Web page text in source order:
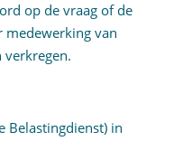
op de vraag of de
medewerking van
Belastingdienst) in